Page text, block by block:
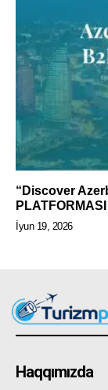
“Discover
PLATFORMASI
İyun 19, 2026
Haqqımızda